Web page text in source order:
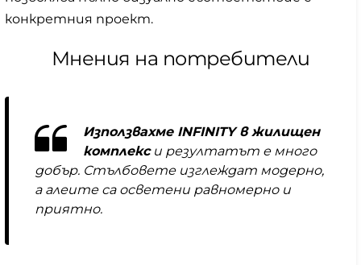
конкретния проект.
Мнения на потребители
Използвахме INFINITY в жилищен
комплекси резултатът е много
добър. Стълбовете изглеждат модерно,
а алеите са осветени равномерно и
приятно.